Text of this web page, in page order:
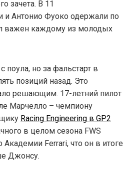
зачета. В 11
и Антонио Фуоко одержали по
важен каждому из молодых
поула, но за фальстарт в
позиций назад. Это
решающим. 17-летний пилот
Марчелло – чемпиону
Racing Engineering в GP2
в целом сезона FWS
Ferrari, что он в итоге
Джонсу.